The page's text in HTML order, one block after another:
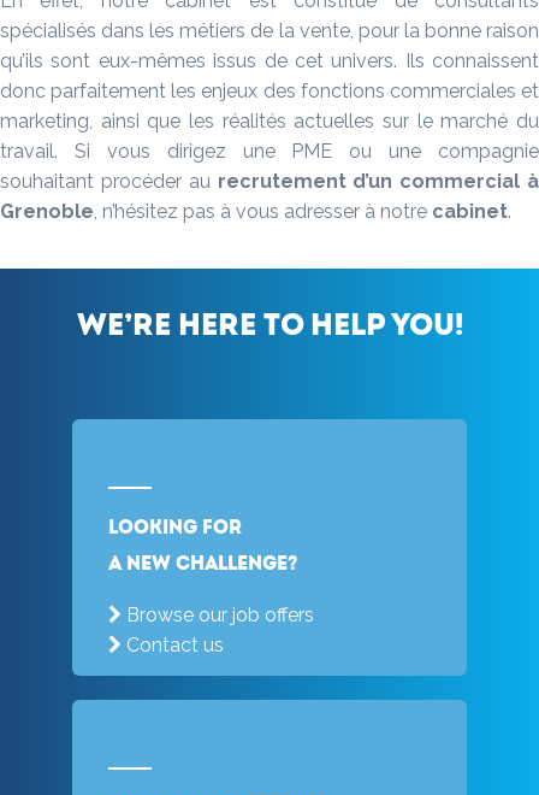
spécialisés dans les métiers de la vente, pour la bonne raison
qu’ils sont eux-mêmes issus de cet univers. Ils connaissent
donc parfaitement les enjeux des fonctions commerciales et
marketing, ainsi que les réalités actuelles sur le marché du
travail. Si vous dirigez une PME ou une compagnie
souhaitant procéder au recrutement d’un commercial à
Grenoble, n’hésitez pas à vous adresser à notre cabinet.
We’re here to help you!
Looking for
a new challenge?
Browse our job offers
Contact us